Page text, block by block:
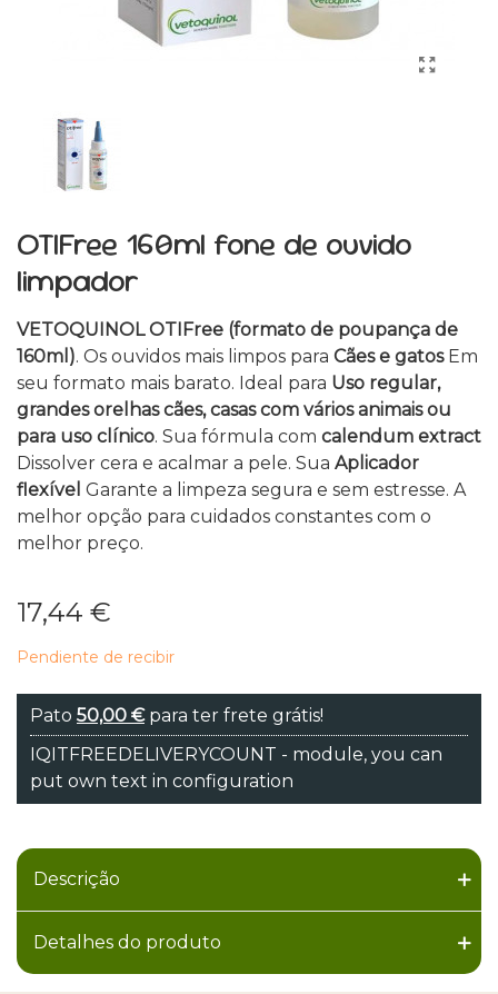
OTIFree 160ml fone de ouvido
limpador
VETOQUINOL OTIFree (formato de poupança de
160ml). Os ouvidos mais limpos para Cães e gatosEm
seu formato mais barato. Ideal para Uso regular,
grandes orelhas cães, casas com vários animais ou
para uso clínico. Sua fórmula com calendum extract
Dissolver cera e acalmar a pele. Sua Aplicador
flexível Garante a limpeza segura e sem estresse. A
melhor opção para cuidados constantes com o
melhor preço.
17,44 €
Pendiente de recibir
Pato 50,00 €para ter frete grátis!
IQITFREEDELIVERYCOUNT - module, you can
put own text in configuration
Descrição
Detalhes do produto